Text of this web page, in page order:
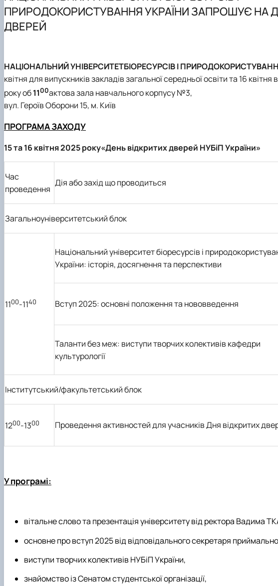
D3
I10
Як стати студентом?
Чому НУБіП України – твій правильний вибір?
Часті запитання та відповіді
Правила прийому 2026
Контактні дані
Управління
Управління
Електронні навчальні курси
Практична підготовка
Портфоліо магістрів
Аспіранти
Випускники
Науковий гурток
Науково-дослідна робота студентів
ПРИРОДОКОРИСТУВАННЯ УКРАЇНИ ЗАПРОШУЄ НА
ДВЕРЕЙ
НАЦІОНАЛЬНИЙ УНІВЕРСИТЕТБІОРЕСУРСІВ І
квітнядля випускників закладів загальної середньої освіти та 16 квітня
року об1100актова зала навчального корпусу №3,
вул. Героїв Оборони 15, м. Київ
ПРОГРАМА ЗАХОДУ
15 та 16 квітня 2025 року«День відкритих дверей НУБіП України»
Час
проведення
Дія або захід що проводиться
Загальноуніверситетський блок
1100-1140
Національний університет біоресурсів і
України: історія, досягнення та перспективи
Вступ 2025: основні положення та нововведення
Таланти без меж: виступи творчих колективів кафедри
культурології
Інститутський/факультетський блок
1200-1300 Проведення активностей для учасників Дня відкритих
У програмі:
вітальне слово та презентація університету від ректора Вадима
основне про вступ 2025 від відповідального секретаря
виступи творчих колективів НУБіП України,
знайомство із Сенатом студентської організації,